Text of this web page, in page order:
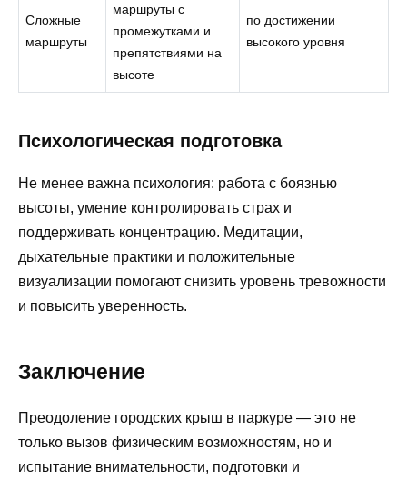
Сложные
маршруты
маршруты с
промежутками и
препятствиями на
высоте
по достижении
высокого уровня
Психологическая подготовка
Не менее важна психология: работа с боязнью
высоты, умение контролировать страх и
поддерживать концентрацию. Медитации,
дыхательные практики и положительные
визуализации помогают снизить уровень тревожности
и повысить уверенность.
Заключение
Преодоление городских крыш в паркуре — это не
только вызов физическим возможностям, но и
испытание внимательности, подготовки и